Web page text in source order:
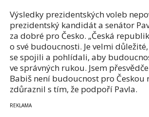
Výsledky prezidentských voleb
prezidentský kandidát a senátor
za dobré pro Česko. „Česká
o své budoucnosti. Je velmi
se spojili a pohlídali, aby
ve správných rukou. Jsem
Babiš není budoucnost pro Českou
zdůraznil s tím, že podpoří Pavla.